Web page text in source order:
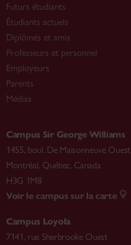
Futurs étudiants
Étudiants actuels
Diplômés et amis
Professeurs et personnel
Employeurs
Parents
Médias
Campus Sir George Williams
1455, boul. De Maisonneuve Ouest
Montréal, Québec, Canada
H3G 1M8
Voir le campus sur la carte
Campus Loyola
7141, rue Sherbrooke Ouest